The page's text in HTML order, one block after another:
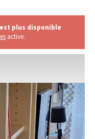
plus disponible
active.